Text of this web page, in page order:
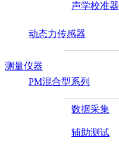
声学校准器
动态力传感器
测量仪器
PM混合型系列
数据采集
辅助测试